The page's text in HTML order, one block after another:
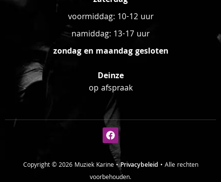
voormiddag: 10-12 uur
namiddag: 13-17 uur
zondag en maandag gesloten
Deinze
op afspraak
Copyright © 2026 Muziek Karine •Privacybeleid • Alle rechten
voorbehouden.